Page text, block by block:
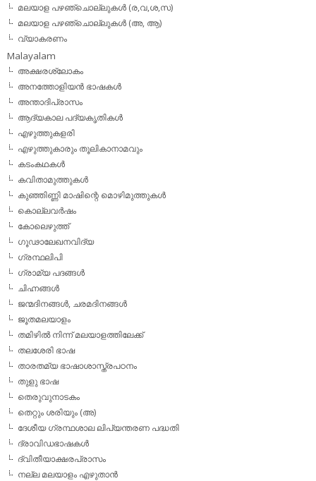
മലയാള പഴഞ്ചൊല്ലുകള്‍ (ര,വ,ശ,സ)
മലയാള പഴഞ്ചൊല്ലുകൾ (അ, ആ)
വ്യാകരണം
Malayalam
അക്ഷരശ്ലോകം
അനത്തോളിയന്‍ ഭാഷകള്‍
അന്താദിപ്രാസം
ആദ്യകാല പദ്യകൃതികള്‍
എഴുത്തുകളരി
എഴുത്തുകാരും തൂലികാനാമവും
കടംകഥകള്‍
കവിതാമുത്തുകള്‍
കുഞ്ഞിണ്ണി മാഷിന്റെ മൊഴിമുത്തുകള്‍
കൊല്ലവര്‍ഷം
കോലെഴുത്ത്
ഗൂഢാലേഖനവിദ്യ
ഗ്രന്ഥലിപി
ഗ്രാമ്യ പദങ്ങള്‍
ചിഹ്നങ്ങള്‍
ജന്മദിനങ്ങള്‍, ചരമദിനങ്ങള്‍
ജൂതമലയാളം
തമിഴില്‍ നിന്ന് മലയാളത്തിലേക്ക്
തലശേരി ഭാഷ
താരതമ്യ ഭാഷാശാസ്ത്രപഠനം
തുളു ഭാഷ
തെരുവുനാടകം
തെറ്റും ശരിയും (അ)
ദേശീയ ഗ്രന്ഥശാല ലിപ്യന്തരണ പദ്ധതി
ദ്രാവിഡഭാഷകള്‍
ദ്വിതീയാക്ഷരപ്രാസം
നല്ല മലയാളം എഴുതാന്‍